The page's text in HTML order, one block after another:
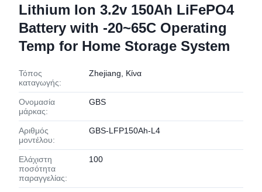
Lithium Ion 3.2v 150Ah LiFePO4
Battery with -20~65C Operating
Temp for Home Storage System
Τόπος
καταγωγής:
Zhejiang, Κίνα
Ονομασία
μάρκας:
GBS
Αριθμός
μοντέλου:
GBS-LFP150Ah-L4
Ελάχιστη
ποσότητα
παραγγελίας:
100